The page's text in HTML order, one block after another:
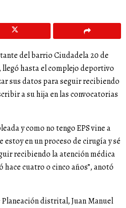
del barrio Ciudadela 20 de
hasta el complejo deportivo
sus datos para seguir recibiendo
a su hija en las convocatorias
y como no tengo EPS vine a
en un proceso de cirugía y sé
recibiendo la atención médica
hace cuatro o cinco años”, anotó
distrital, Juan Manuel